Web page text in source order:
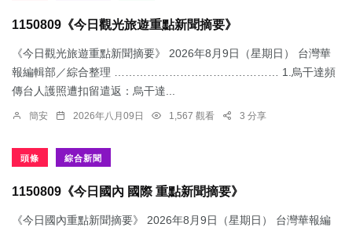
1150809《今日觀光旅遊重點新聞摘要》
《今日觀光旅遊重點新聞摘要》 2026年8月9日（星期日） 台灣華
報編輯部／綜合整理 ……………………………………… 1.烏干達頻
傳台人護照遭扣留遣返：​烏干達...
簡安 2026年八月09日 1,567 觀看 3 分享
頭條 綜合新聞
1150809《今日國內 國際 重點新聞摘要》
《今日國內重點新聞摘要》 2026年8月9日（星期日） 台灣華報編